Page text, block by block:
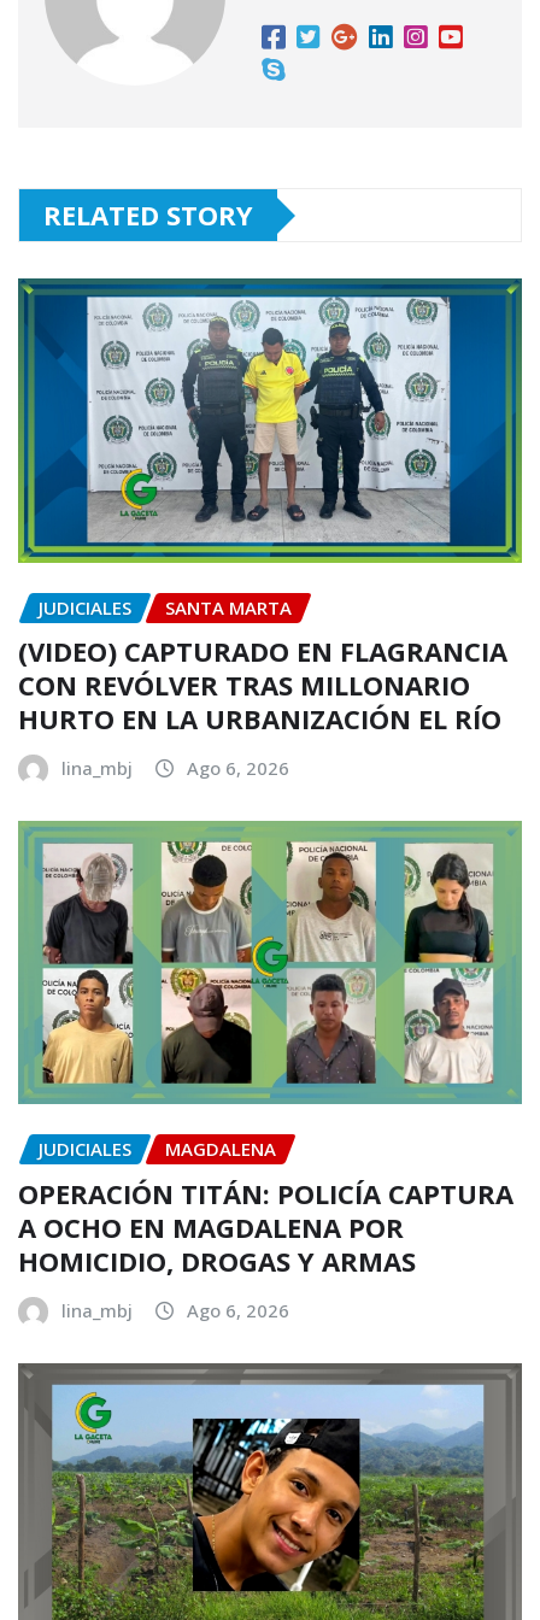
RELATED STORY
JUDICIALES SANTA MARTA
(VIDEO) CAPTURADO EN FLAGRANCIA
CON REVÓLVER TRAS MILLONARIO
HURTO EN LA URBANIZACIÓN EL RÍO
lina_mbj Ago 6, 2026
JUDICIALES MAGDALENA
OPERACIÓN TITÁN: POLICÍA CAPTURA
A OCHO EN MAGDALENA POR
HOMICIDIO, DROGAS Y ARMAS
lina_mbj Ago 6, 2026